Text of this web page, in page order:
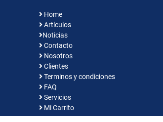
Home
Artículos
Noticias
Contacto
Nosotros
Clientes
Terminos y condiciones
FAQ
Servicios
Mi Carrito